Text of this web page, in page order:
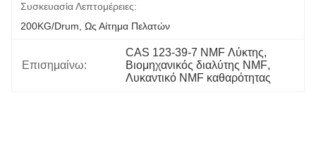
Συσκευασία Λεπτομέρειες:
200KG/Drum, Ως Αίτημα Πελατών
Επισημαίνω:
CAS 123-39-7 NMF Λύκτης,
Βιομηχανικός διαλύτης NMF,
Λυκαντικό NMF καθαρότητας